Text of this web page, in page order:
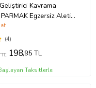
Kavrama
Egzersiz Aleti
(4)
TL 198,95 TL
Taksitlerle